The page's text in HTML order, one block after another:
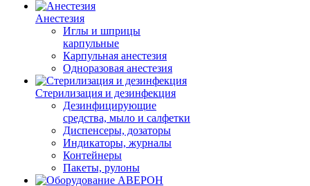
Анестезия
Иглы и шприцы
карпульные
Карпульная анестезия
Одноразовая анестезия
Стерилизация и дезинфекция
Дезинфицирующие
средства, мыло и салфетки
Диспенсеры, дозаторы
Индикаторы, журналы
Контейнеры
Пакеты, рулоны